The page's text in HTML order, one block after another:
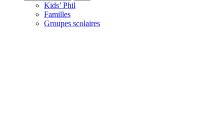
Kids’ Phil
Familles
Groupes scolaires